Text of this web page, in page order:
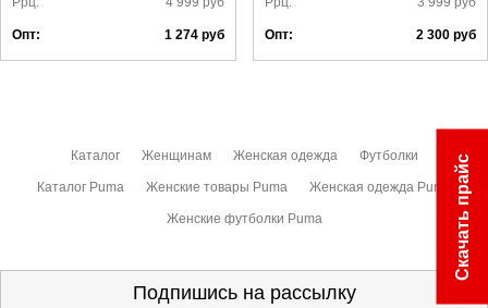
Опт: 1 274руб Опт: 2 300 руб
Каталог Женщинам Женская одежда Футболки
Каталог Puma Женские товары Puma Женская одежда Puma
Женские футболки Puma
Подпишись на рассылку
Скачать прайс